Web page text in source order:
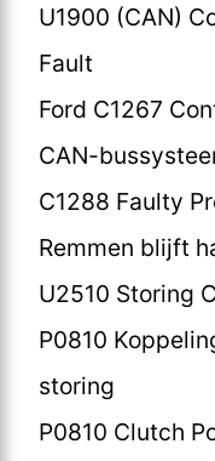
U1900 (CAN)
Fault
Ford C1267
CAN-
C1288 Faulty
Remmen blijft
U2510 Storing
P0810
storing
P0810 Clutch